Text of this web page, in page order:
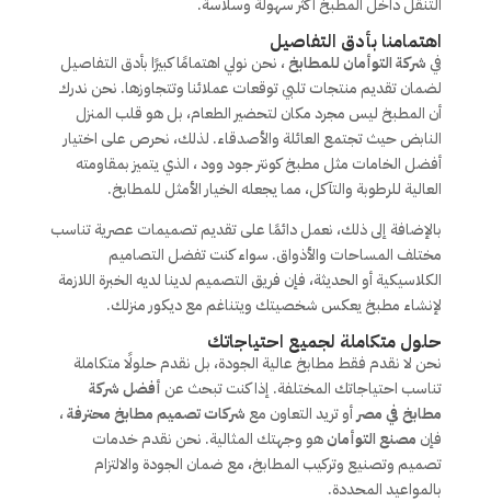
اهتمامنا بأدق التفاصيل
في شركة التوأمان للمطابخ، نحن نولي اهتمامًا كبيرًا بأدق التفاصيل
لضمان تقديم منتجات تلبي توقعات عملائنا وتتجاوزها. نحن ندرك
أن المطبخ ليس مجرد مكان لتحضير الطعام، بل هو قلب المنزل
النابض حيث تجتمع العائلة والأصدقاء. لذلك، نحرص على اختيار
أفضل الخامات مثل مطبخ كونتر جود وود ، الذي يتميز بمقاومته
العالية للرطوبة والتآكل، مما يجعله الخيار الأمثل للمطابخ.
بالإضافة إلى ذلك، نعمل دائمًا على تقديم تصميمات عصرية تناسب
مختلف المساحات والأذواق. سواء كنت تفضل التصاميم
الكلاسيكية أو الحديثة، فإن فريق التصميم لدينا لديه الخبرة اللازمة
لإنشاء مطبخ يعكس شخصيتك ويتناغم مع ديكور منزلك.
حلول متكاملة لجميع احتياجاتك
نحن لا نقدم فقط مطابخ عالية الجودة، بل نقدم حلولًا متكاملة
تناسب احتياجاتك المختلفة. إذا كنت تبحث عن أفضل شركة
مطابخ في مصرأو تريد التعاون مع شركات تصميم مطابخ محترفة،
فإن مصنع التوأمانهو وجهتك المثالية. نحن نقدم خدمات
تصميم وتصنيع وتركيب المطابخ، مع ضمان الجودة والالتزام
بالمواعيد المحددة.